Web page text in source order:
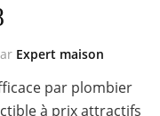
Expert maison
par plombier
à prix attractifs